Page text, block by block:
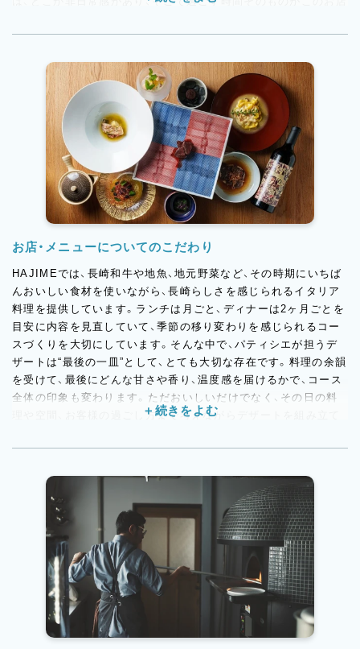
ートを作って終わり」ではありません。コースの最後をどう締め
時間をつくっていける仕事です。
お店・メニューについてのこだわり
HAJIMEでは、長崎和牛や地魚、地元野菜など、その時期にいちば
んおいしい食材を使いながら、長崎らしさを感じられるイタリア
料理を提供しています。ランチは月ごと、ディナーは2ヶ月ごとを
目安に内容を見直していて、季節の移り変わりを感じられるコー
スづくりを大切にしています。そんな中で、パティシエが担うデ
ザートは“最後の一皿”として、とても大切な存在です。料理の余韻
を受けて、最後にどんな甘さや香り、温度感を届けるかで、コース
全体の印象も変わります。ただおいしいだけでなく、その日の料
理や空間、お客様の過ごし方まで考えながらデザートを組み立て
きる余地もあり、アニバーサリーケーキや小菓子などに関わる機
アイデアを活かせる環境です。